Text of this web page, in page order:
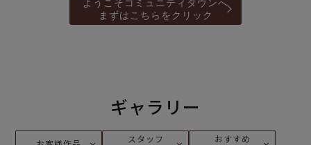
ようこそコミュニティタウンへ
まずはこちらをクリック
ギャラリー
スタッフ
おすすめ